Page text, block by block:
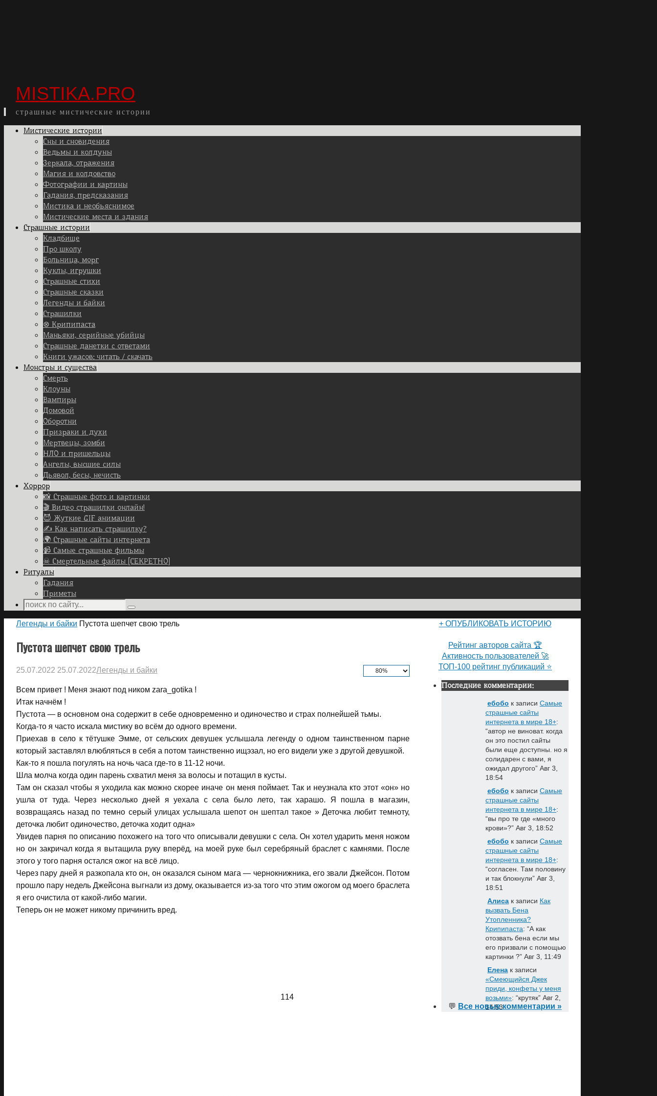
MISTIKA.PRO
страшные мистические истории
Skip
Мистические истории
Сны и сновидения
Ведьмы и колдуны
Зеркала, отражения
Магия и колдовство
Фотографии и картины
Гадания, предсказания
Мистика и необъяснимое
Мистические места и здания
Страшные истории
Кладбище
Про школу
Больница, морг
Куклы, игрушки
Страшные стихи
Страшные сказки
Легенды и байки
Страшилки
⊗ Крипипаста
Маньяки, серийные убийцы
Страшные данетки с ответами
Книги ужасов: читать / скачать
Монстры и существа
Смерть
Клоуны
Вампиры
Домовой
Оборотни
Призраки и духи
Мертвецы, зомби
НЛО и пришельцы
Ангелы, высшие силы
Дьявол, бесы, нечисть
Хоррор
📸 Страшные фото и картинки
🎬 Видео страшилки онлайн!
😈 Жуткие GIF анимации
✍ Как написать страшилку?
🌍 Страшные сайты интернета
📹 Самые страшные фильмы
☠ Смертельные файлы [СЕКРЕТНО]
Ритуалы
Гадания
Приметы
Search
Search
Home
Легенды и байки Пустота шепчет свою трель
Пустота шепчет свою трель
25.07.2022 25.07.2022Легенды и байки
Всем привет ! Меня знают под ником zara_gotika !
Итак начнём !
Пустота — в основном она содержит в себе одновременно и одиночество и страх полнейшей тьмы.
Когда-то я часто искала мистику во всём до одного времени.
Приехав в село к тётушке Эмме, от сельских девушек услышала легенду о одном таинственном парне
который заставлял влюбляться в себя а потом таинственно ищэзал, но его видели уже з другой девушкой.
Как-то я пошла погулять на ночь часа где-то в 11-12 ночи.
Шла молча когда один парень схватил меня за волосы и потащил в кусты.
Там он сказал чтобы я уходила как можно скорее иначе он меня поймает. Так и неузнала кто этот «он» но
ушла от туда. Через несколько дней я уехала с села было лето, так харашо. Я пошла в магазин,
возвращаясь назад по темно серый улицах услышала шепот он шептал такое » Деточка любит темноту,
деточка любит одиночество, деточка ходит одна»
Увидев парня по описанию похожего на того что описывали девушки с села. Он хотел ударить меня ножом
но он закричал когда я вытащила руку вперёд, на моей руке был серебряный браслет с камнями. После
этого у того парня остался ожог на всё лицо.
Через пару дней я разкопала кто он, он оказался сыном мага — чернокнижника, его звали Джейсон. Потом
прошло пару недель Джейсона выгнали из дому, оказывается из-за того что этим ожогом од моего браслета
я его очистила от какой-либо магии.
Теперь он не может никому причинить вред.
114
+ ОПУБЛИКОВАТЬ ИСТОРИЮ
Рейтинг авторов сайта 🏆
Активность пользователей 🚀
ТОП-100 рейтинг публикаций ⭐
Последние комментарии:
ебобо к записи Самые
страшные сайты
интернета в мире 18+:
“автор не виноват. когда
он это постил сайты
были еще доступны. но я
солидарен с вами, я
ожидал другого” Авг 3,
18:54
ебобо к записи Самые
страшные сайты
интернета в мире 18+:
“вы про те где «много
крови»?” Авг 3, 18:52
ебобо к записи Самые
страшные сайты
интернета в мире 18+:
“согласен. Там половину
и так блокнули” Авг 3,
18:51
Алиса к записи Как
вызвать Бена
Утопленника?
Крипипаста: “А как
отозвать бена если мы
его призвали с помощью
картинки ?” Авг 3, 11:49
Елена к записи
«Смеющийся Джек
приди, конфеты у меня
возьми»: “крутяк” Авг 2,
14:53
💬 Все новые комментарии »